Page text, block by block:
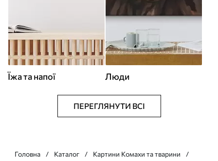
Їжа та напої Люди
ПЕРЕГЛЯНУТИ ВСІ
Головна Каталог
Картини Комахи та тварини